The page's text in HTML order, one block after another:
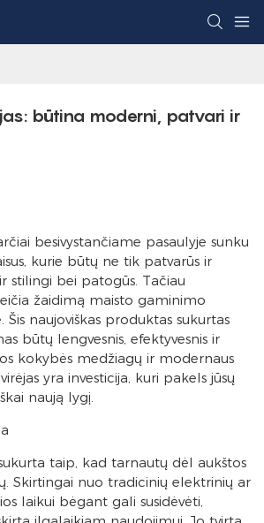
būtina moderni, patvari ir
besivystančiame pasaulyje sunku
kurie būtų ne tik patvarūs ir
stilingi bei patogūs. Tačiau
žaidimą maisto gaminimo
Šis naujoviškas produktas sukurtas
būtų lengvesnis, efektyvesnis ir
kokybės medžiagų ir modernaus
yra investicija, kuri pakels jūsų
naują lygį.
taip, kad tarnautų dėl aukštos
Skirtingai nuo tradicinių elektrinių ar
laikui bėgant gali susidėvėti,